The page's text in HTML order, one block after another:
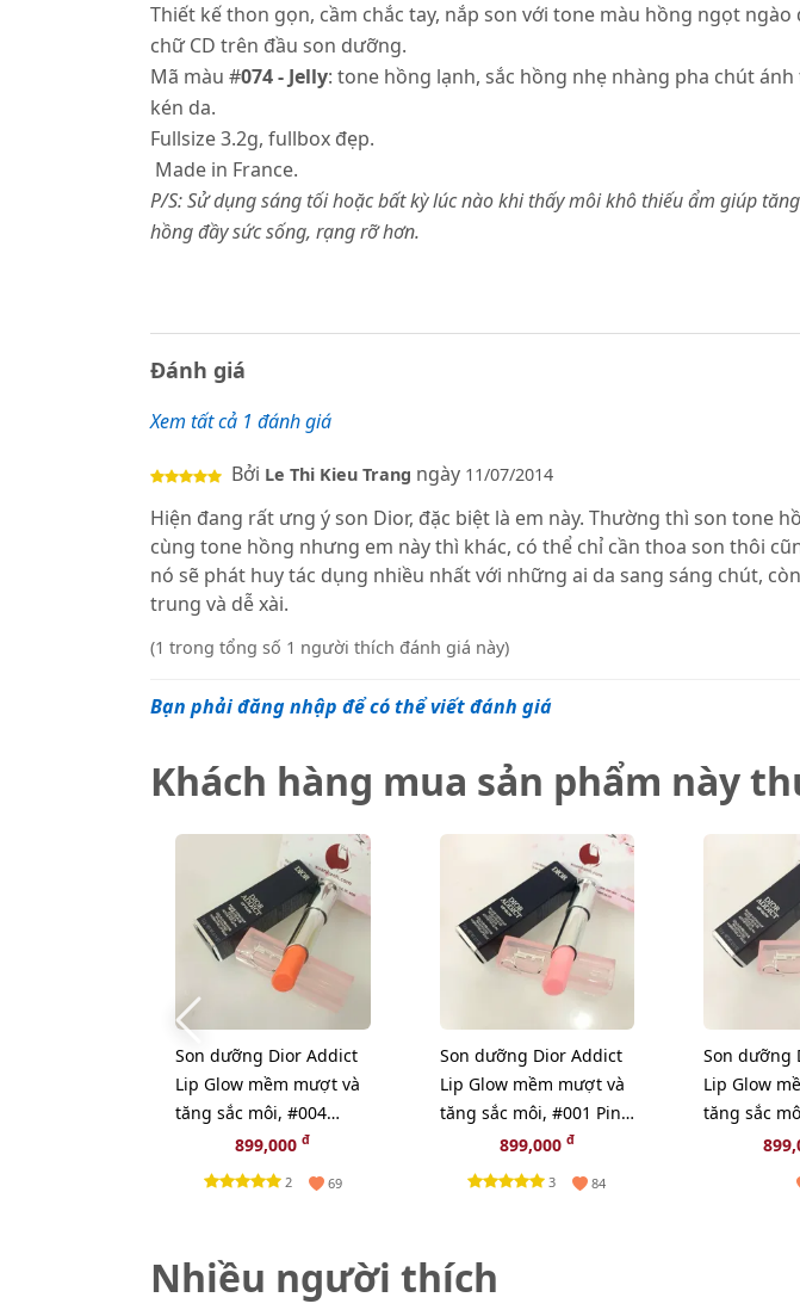
Thiết kế thon gọn, cầm chắc tay, nắp son với tone màu hồng ngọt
chữ CD trên đầu son dưỡng.
Mã màu #074 - Jelly: tone hồng lạnh, sắc hồng nhẹ nhàng pha chút
kén da.
Fullsize 3.2g, fullbox đẹp.
Made in France.
P/S: Sử dụng sáng tối hoặc bất kỳ lúc nào khi thấy môi khô thiếu ẩm giúp
hồng đầy sức sống, rạng rỡ hơn.
Đánh giá
Xem tất cả 1 đánh giá
Bởi Le Thi Kieu Trang ngày 11/07/2014
Hiện đang rất ưng ý son Dior, đặc biệt là em này. Thường thì son tone
cùng tone hồng nhưng em này thì khác, có thể chỉ cần thoa son thôi
nó sẽ phát huy tác dụng nhiều nhất với những ai da sang sáng chút,
trung và dễ xài.
(1 trong tổng số 1 người thích đánh giá này)
Bạn phải đăng nhập để có thể viết đánh giá
Khách hàng mua sản phẩm này
Son dưỡng Dior Addict
Lip Glow mềm mượt và
tăng sắc môi, #004
Coral - cam tự nhiên
(New)
899,000đ
2 69
Son dưỡng Dior Addict
Lip Glow mềm mượt và
tăng sắc môi, #001 Pink
- hồng tự nhiên (New)
899,000 đ
3 84
Son dưỡng
Lip Glow
tăng sắc
Poppy
Nhiều người thích